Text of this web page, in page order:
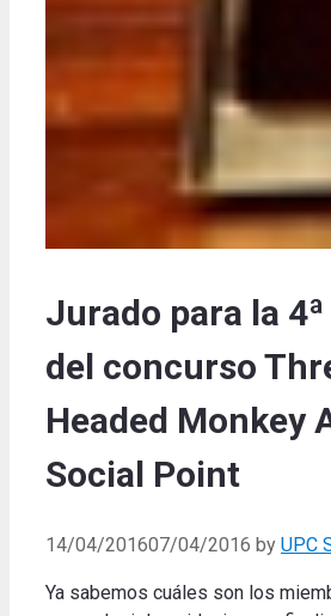
Jurado para la
del concurso
Headed Monkey
Social Point
14/04/201607/04/2016 by UPC
Ya sabemos cuáles son los